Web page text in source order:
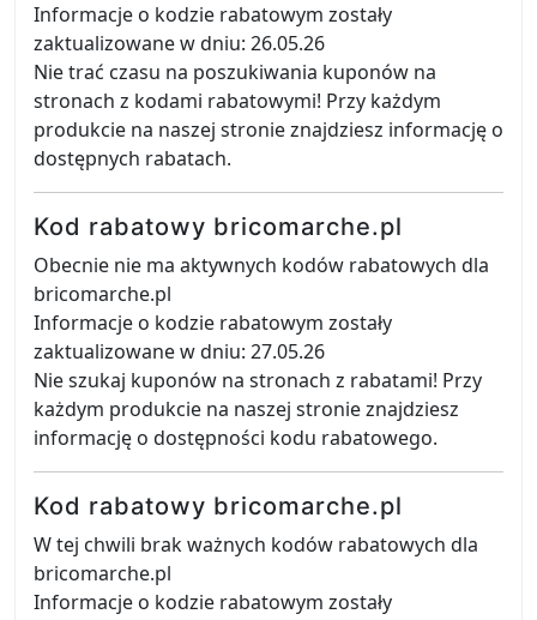
Informacje o kodzie rabatowym zostały
zaktualizowane w dniu: 26.05.26
Nie trać czasu na poszukiwania kuponów na
stronach z kodami rabatowymi! Przy każdym
produkcie na naszej stronie znajdziesz informację o
dostępnych rabatach.
Kod rabatowy bricomarche.pl
Obecnie nie ma aktywnych kodów rabatowych dla
bricomarche.pl
Informacje o kodzie rabatowym zostały
zaktualizowane w dniu: 27.05.26
Nie szukaj kuponów na stronach z rabatami! Przy
każdym produkcie na naszej stronie znajdziesz
informację o dostępności kodu rabatowego.
Kod rabatowy bricomarche.pl
W tej chwili brak ważnych kodów rabatowych dla
bricomarche.pl
Informacje o kodzie rabatowym zostały